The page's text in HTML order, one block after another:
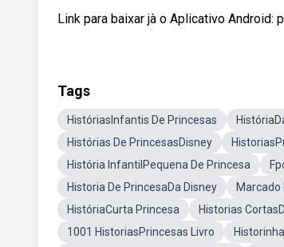
Link para baixar jà o Aplicativo
Tags
HistóriasInfantis De Princesas
Histórias De PrincesasDisney
História InfantilPequena De Princesa
Historia De PrincesaDa Disney
Marcado
HistóriaCurta Princesa
Historias
1001 HistoriasPrincesas Livro